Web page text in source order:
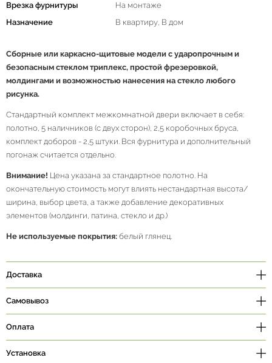
Врезка фурнитуры
На монтаже
Назначение
В квартиру, В дом
Сборные или каркасно-щитовые модели с ударопрочным и
безопасным стеклом триплекс, простой фрезеровкой,
молдингами и возможностью нанесения на стекло любого
рисунка.
Стандартный комплект межкомнатной двери включает в себя:
полотно, 5 наличников (с двух сторон), 2,5 коробочных бруса,
комплект доборов - 2,5 штуки. Вся фурнитура и дополнительный
погонаж считается отдельно.
Внимание! Цена указана за стандартное полотно. На
окончательную стоимость могут влиять нестандартная высота/
ширина, выбор цвета, а также добавление декоративных
элементов (молдинги, патина, стекло и др.)
Не используемые покрытия: белый глянец.
Доставка
Самовывоз
Оплата
Установка